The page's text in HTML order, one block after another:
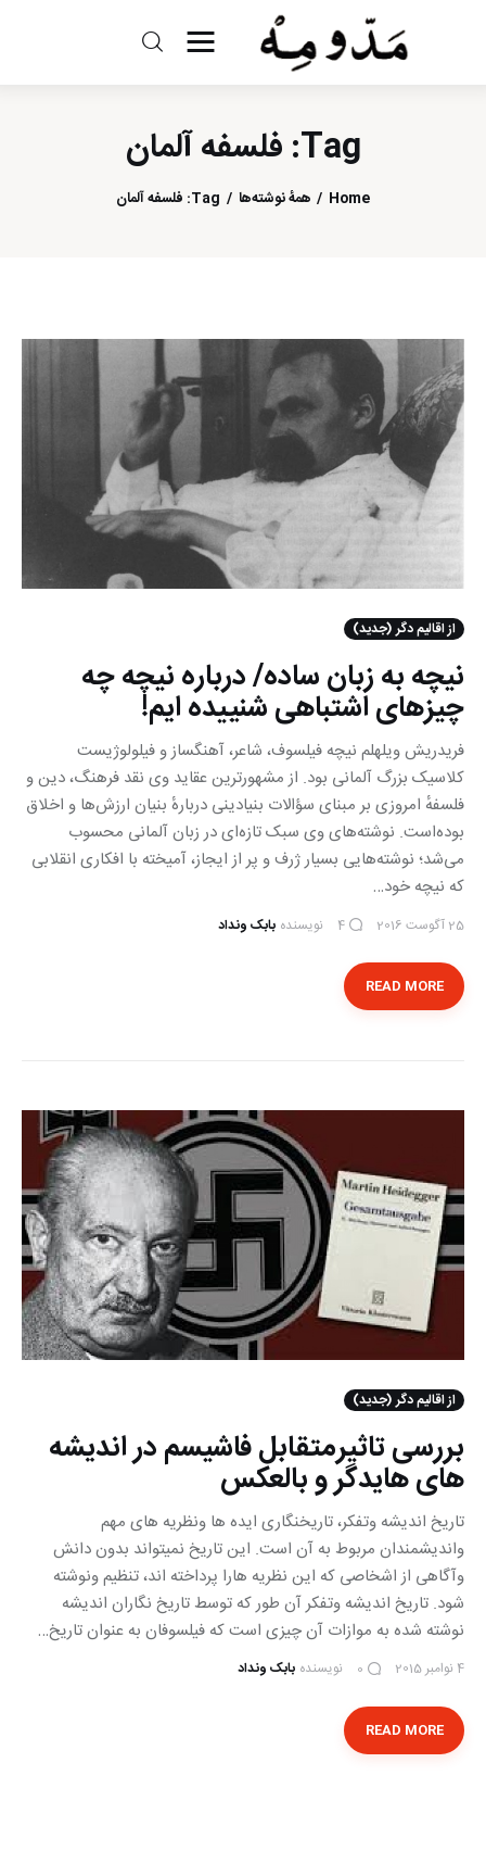
Tag: فلسفه آلمان
Home همهٔ نوشته‌ها Tag: فلسفه آلمان
مد و مه
ادبیات
سینما
درباره ما
از اقالیم دگر (جدید)
نیچه به زبان ساده/ درباره نیچه چه
چیزهای اشتباهی شنییده ایم!
فریدریش ویلهلم نیچه فیلسوف، شاعر، آهنگساز و فیلولوژیست
کلاسیک بزرگ آلمانی بود. از مشهورترین عقاید وی نقد فرهنگ، دین و
فلسفهٔ امروزی بر مبنای سؤالات بنیادینی دربارهٔ بنیان ارزش‌ها و اخلاق
بوده‌است. نوشته‌های وی سبک تازه‌ای در زبان آلمانی محسوب
می‌شد؛ نوشته‌هایی بسیار ژرف و پر از ایجاز، آمیخته با افکاری انقلابی
که نیچه خود…
25 آگوست 2016 4 نویسنده بابک ونداد
READ MORE
از اقالیم دگر (جدید)
بررسی تاثیرمتقابل فاشیسم در اندیشه
های هایدگر و بالعکس
تاریخ اندیشه وتفکر، تاریخنگاری ایده ها ونظریه های مهم
واندیشمندان مربوط به آن است. این تاریخ نمیتواند بدون دانش
وآگاهی از اشخاصی که این نظریه هارا پرداخته اند، تنظیم ونوشته
شود. تاریخ اندیشه وتفکر آن طور که توسط تاریخ نگاران اندیشه
نوشته شده به موازات آن چیزی است که فیلسوفان به عنوان تاریخ…
4 نوامبر 2015 0 نویسنده بابک ونداد
READ MORE